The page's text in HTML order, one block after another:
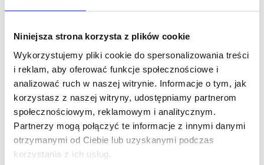
Niniejsza strona korzysta z plików cookie
Wykorzystujemy pliki cookie do spersonalizowania treści
i reklam, aby oferować funkcje społecznościowe i
analizować ruch w naszej witrynie. Informacje o tym, jak
korzystasz z naszej witryny, udostępniamy partnerom
społecznościowym, reklamowym i analitycznym.
Partnerzy mogą połączyć te informacje z innymi danymi
otrzymanymi od Ciebie lub uzyskanymi podczas
korzystania z ich usług.
Wandmontage, die in der bidirektionalen COSMO |
modernes Styling mit unkonventioneller Touch-
Gesten-Steuerung. [...]
COSMO | G3+